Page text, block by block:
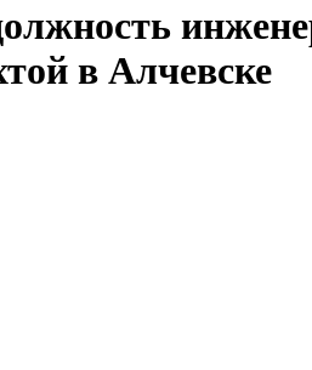
в Алчевске